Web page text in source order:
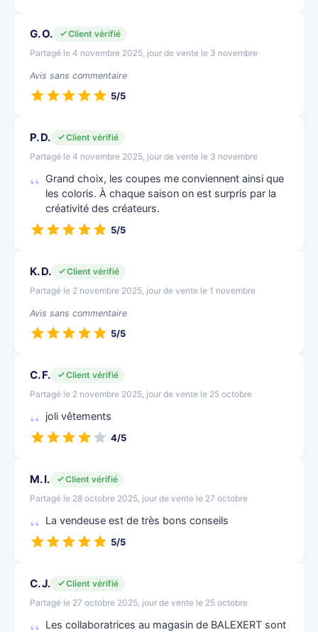
G. O.
Client vérifié
Partagé le 4 novembre 2025, jour de vente le 3 novembre
Avis sans commentaire
5/5
P. D.
Client vérifié
Partagé le 4 novembre 2025, jour de vente le 3 novembre
Grand choix, les coupes me conviennent ainsi que
les coloris. À chaque saison on est surpris par la
créativité des créateurs.
5/5
K. D.
Client vérifié
Partagé le 2 novembre 2025, jour de vente le 1 novembre
Avis sans commentaire
5/5
C. F.
Client vérifié
Partagé le 2 novembre 2025, jour de vente le 25 octobre
joli vêtements
4/5
M. I.
Client vérifié
Partagé le 28 octobre 2025, jour de vente le 27 octobre
La vendeuse est de très bons conseils
5/5
C. J.
Client vérifié
Partagé le 27 octobre 2025, jour de vente le 25 octobre
Les collaboratrices au magasin de BALEXERT sont